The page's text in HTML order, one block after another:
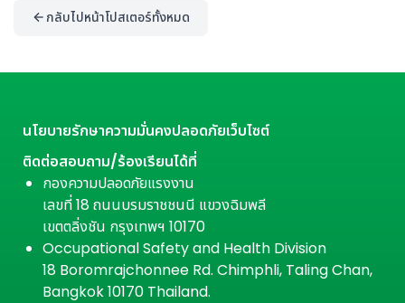
กลับไปหน้าโปสเตอร์ทั้งหมด
นโยบายรักษาความมั่นคงปลอดภัยเว็บไซต์
ติดต่อสอบถาม/ร้องเรียนได้ที่
กองความปลอดภัยแรงงาน
เลขที่ 18 ถนนบรมราชชนนี แขวงฉิมพลี
เขตตลิ่งชัน กรุงเทพฯ 10170
Occupational Safety and Health Division
18 Boromrajchonnee Rd. Chimphli, Taling Chan,
Bangkok 10170 Thailand.